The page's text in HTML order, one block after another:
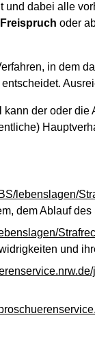
dabei alle
Freispruch oder
in dem
der oder
lebenslagen/
dem Ablauf
und